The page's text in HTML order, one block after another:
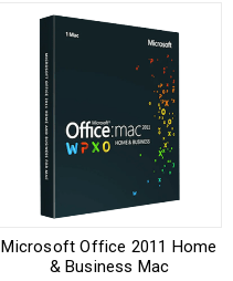
Microsoft Office 2011 Home
& Business Mac